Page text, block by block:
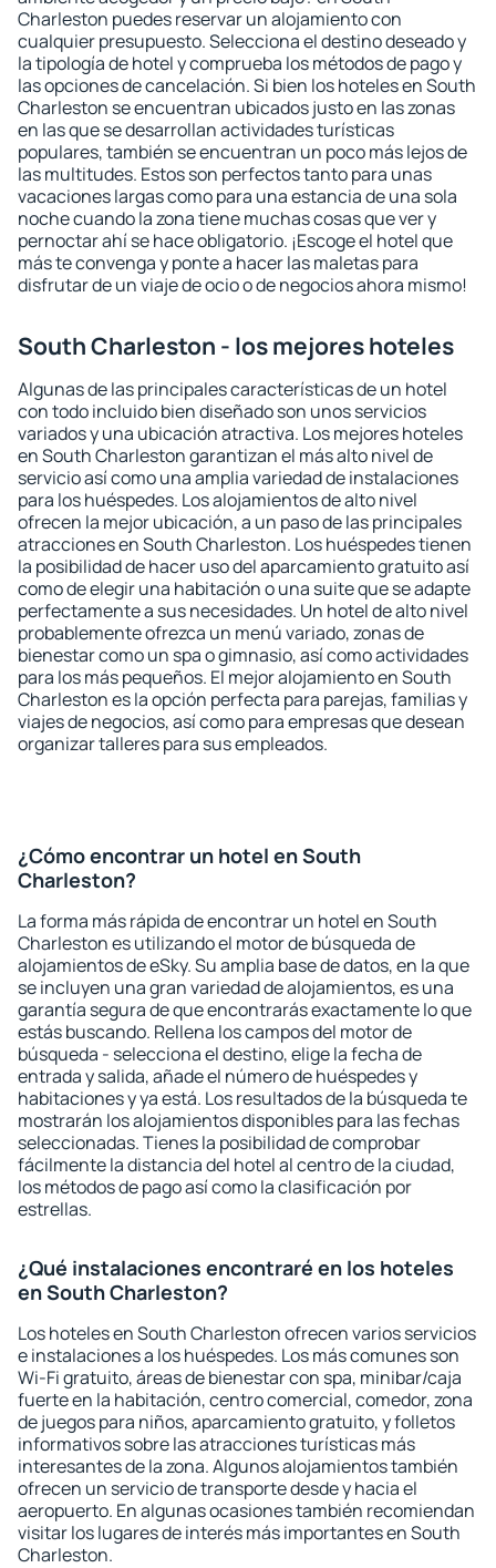
Charleston puedes reservar un alojamiento con
cualquier presupuesto. Selecciona el destino deseado y
la tipología de hotel y comprueba los métodos de pago y
las opciones de cancelación. Si bien los hoteles en South
Charleston se encuentran ubicados justo en las zonas
en las que se desarrollan actividades turísticas
populares, también se encuentran un poco más lejos de
las multitudes. Estos son perfectos tanto para unas
vacaciones largas como para una estancia de una sola
noche cuando la zona tiene muchas cosas que ver y
pernoctar ahí se hace obligatorio. ¡Escoge el hotel que
más te convenga y ponte a hacer las maletas para
disfrutar de un viaje de ocio o de negocios ahora mismo!
South Charleston - los mejores hoteles
Algunas de las principales características de un hotel
con todo incluido bien diseñado son unos servicios
variados y una ubicación atractiva. Los mejores hoteles
en South Charleston garantizan el más alto nivel de
servicio así como una amplia variedad de instalaciones
para los huéspedes. Los alojamientos de alto nivel
ofrecen la mejor ubicación, a un paso de las principales
atracciones en South Charleston. Los huéspedes tienen
la posibilidad de hacer uso del aparcamiento gratuito así
como de elegir una habitación o una suite que se adapte
perfectamente a sus necesidades. Un hotel de alto nivel
probablemente ofrezca un menú variado, zonas de
bienestar como un spa o gimnasio, así como actividades
para los más pequeños. El mejor alojamiento en South
Charleston es la opción perfecta para parejas, familias y
viajes de negocios, así como para empresas que desean
organizar talleres para sus empleados.
¿Cómo encontrar un hotel en South
Charleston?
La forma más rápida de encontrar un hotel en South
Charleston es utilizando el motor de búsqueda de
alojamientos de eSky. Su amplia base de datos, en la que
se incluyen una gran variedad de alojamientos, es una
garantía segura de que encontrarás exactamente lo que
estás buscando. Rellena los campos del motor de
búsqueda - selecciona el destino, elige la fecha de
entrada y salida, añade el número de huéspedes y
habitaciones y ya está. Los resultados de la búsqueda te
mostrarán los alojamientos disponibles para las fechas
seleccionadas. Tienes la posibilidad de comprobar
fácilmente la distancia del hotel al centro de la ciudad,
los métodos de pago así como la clasificación por
estrellas.
¿Qué instalaciones encontraré en los hoteles
en South Charleston?
Los hoteles en South Charleston ofrecen varios servicios
e instalaciones a los huéspedes. Los más comunes son
Wi-Fi gratuito, áreas de bienestar con spa, minibar/caja
fuerte en la habitación, centro comercial, comedor, zona
de juegos para niños, aparcamiento gratuito, y folletos
informativos sobre las atracciones turísticas más
interesantes de la zona. Algunos alojamientos también
ofrecen un servicio de transporte desde y hacia el
aeropuerto. En algunas ocasiones también recomiendan
visitar los lugares de interés más importantes en South
Charleston.